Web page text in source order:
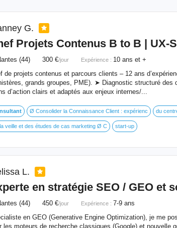
G.
Projets Contenus B to B | UX-
(44) 300 €/jour Expérience : 10 ans et +
de projets contenus et parcours clients – 12 ans
grands groupes, PME). ➤ Diagnostic structuré
d’action clairs et adaptés aux enjeux internes/...
Ø Consolider la Connaissance Client : expérienc du
veille et des études de cas marketing Ø C start-up
L.
en stratégie SEO/ GEO et
(44) 450 €/jour Expérience : 7-9 ans
en GEO (Generative Engine Optimization), je me
les moteurs de recherche classiques (Google) et nouvelle